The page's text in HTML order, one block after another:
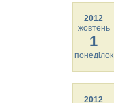
2012
жовтень
1
понеділок
2012